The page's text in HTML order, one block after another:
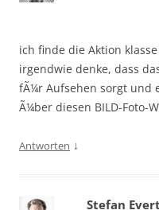
ich finde die Aktion
irgendwie denke, dass
fÃ¼r Aufsehen sorgt und
Ã¼ber diesen BILD-Foto-
Antworten ↓
Stefan